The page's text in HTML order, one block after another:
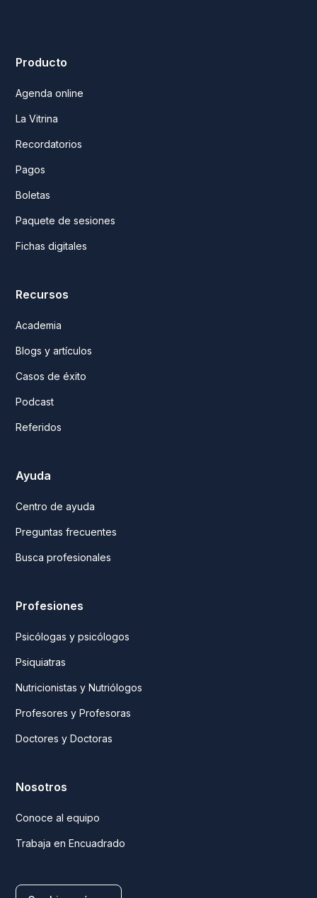
Producto
Agenda online
La Vitrina
Recordatorios
Pagos
Boletas
Paquete de sesiones
Fichas digitales
Recursos
Academia
Blogs y artículos
Casos de éxito
Podcast
Referidos
Ayuda
Centro de ayuda
Preguntas frecuentes
Busca profesionales
Profesiones
Psicólogas y psicólogos
Psiquiatras
Nutricionistas y Nutriólogos
Profesores y Profesoras
Doctores y Doctoras
Nosotros
Conoce al equipo
Trabaja en Encuadrado